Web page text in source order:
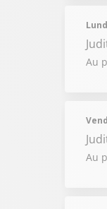
Au
Au